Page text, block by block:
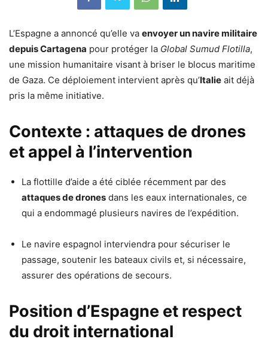
L’Espagne a annoncé qu’elle va envoyer un navire militaire
depuis Cartagena pour protéger la Global Sumud Flotilla,
une mission humanitaire visant à briser le blocus maritime
de Gaza. Ce déploiement intervient après qu’Italie ait déjà
pris la même initiative.
Contexte : attaques de drones
et appel à l’intervention
La flottille d’aide a été ciblée récemment par des
attaques de drones dans les eaux internationales, ce
qui a endommagé plusieurs navires de l’expédition.
Le navire espagnol interviendra pour sécuriser le
passage, soutenir les bateaux civils et, si nécessaire,
assurer des opérations de secours.
Position d’Espagne et respect
du droit international